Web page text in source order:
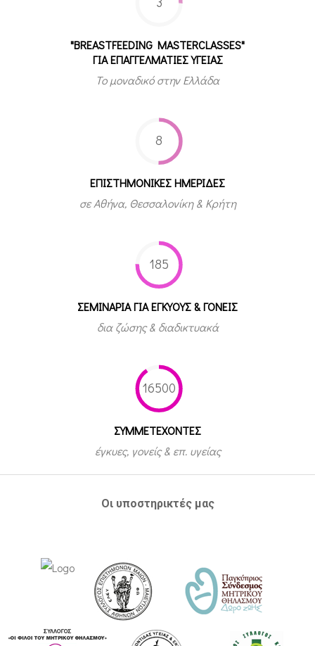
"BREASTFEEDING MASTERCLASSES"
ΓΙΑ ΕΠΑΓΓΕΛΜΑΤΙΕΣ ΥΓΕΙΑΣ
Το μοναδικό στην Ελλάδα
8
ΕΠΙΣΤΗΜΟΝΙΚΕΣ ΗΜΕΡΙΔΕΣ
σε Αθήνα, Θεσσαλονίκη & Κρήτη
185
ΣΕΜΙΝΑΡΙΑ ΓΙΑ ΕΓΚΥΟΥΣ & ΓΟΝΕΙΣ
δια ζώσης & διαδικτυακά
16500
ΣΥΜΜΕΤEΧΟΝΤΕΣ
έγκυες, γονείς & επ. υγείας
Οι υποστηρικτές μας